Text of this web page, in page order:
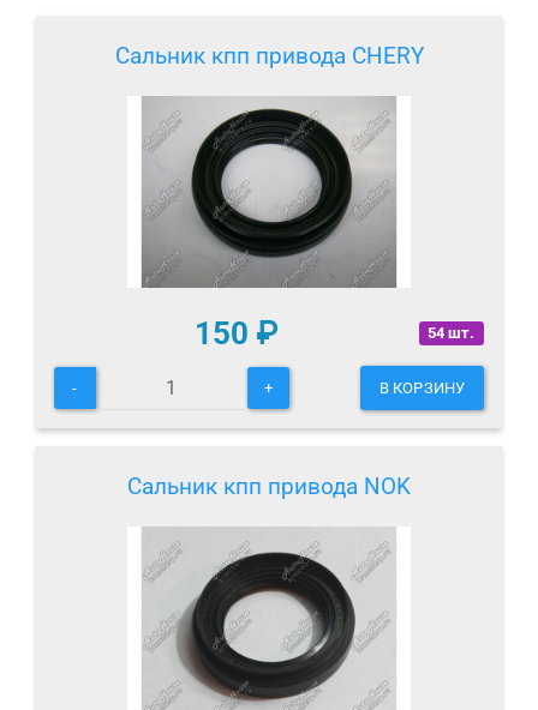
Сальник кпп привода CHERY
54 шт.
150 ₽
- + В КОРЗИНУ
Сальник кпп привода NOK